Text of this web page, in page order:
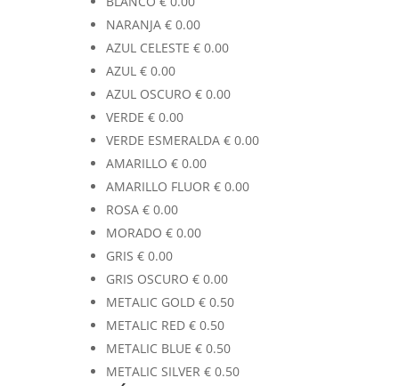
NARANJA €0.00
AZUL CELESTE €0.00
AZUL €0.00
AZUL OSCURO €0.00
VERDE €0.00
VERDE ESMERALDA €0.00
AMARILLO €0.00
AMARILLO FLUOR €0.00
ROSA €0.00
MORADO €0.00
GRIS €0.00
GRIS OSCURO €0.00
METALIC GOLD €0.50
METALIC RED €0.50
METALIC BLUE €0.50
METALIC SILVER €0.50